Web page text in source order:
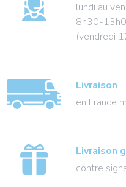
lundi au
8h30-
(vendredi
Livraison
en France
Livraison
contre